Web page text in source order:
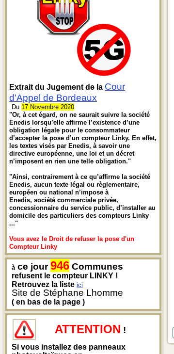
Extrait du Jugement de la Cour
d'Appel de Bordeaux
Du 17 Novembre 2020
"Or, à cet égard, on ne saurait suivre la société
Enedis lorsqu’elle affirme l’existence d’une
obligation légale pour le consommateur
d’accepter la pose d’un compteur Linky. En effet,
les textes visés par Enedis, à savoir une
directive européenne, une loi et un décret
n’imposent en rien une telle obligation."
"Ainsi, contrairement à ce qu’affirme la société
Enedis, aucun texte légal ou règlementaire,
européen ou national n’impose à
Enedis, société commerciale privée,
concessionnaire du service public, d’installer au
domicile des particuliers des compteurs Linky
..."
Vous avez le Droit de refuser la pose d'un
Compteur Linky
à ce jour946 Communes
refusent le compteur LINKY !
Retrouvez la liste ici
Site de Stéphane Lhomme
( en bas de la page )
ATTENTION !
Si vous installez des panneaux